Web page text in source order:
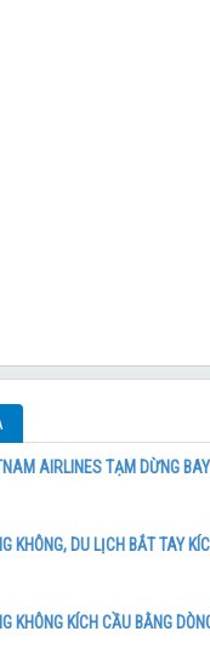
VÀNG NHẬT BẢN 2026
SỸ - KYOTO – OSAKA
2026
MÙA THU GIANG NAM
AIRLINES TẠM DỪNG
KHÔNG, DU LỊCH BẮT TAY
KHÔNG KÍCH CẦU BẰNG